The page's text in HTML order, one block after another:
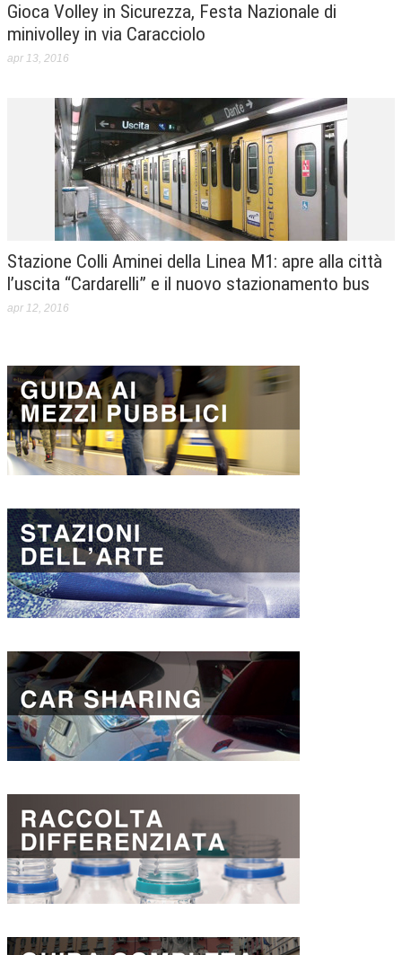
Gioca Volley in Sicurezza, Festa Nazionale di
minivolley in via Caracciolo
apr 13, 2016
Stazione Colli Aminei della Linea M1: apre alla città
l’uscita “Cardarelli” e il nuovo stazionamento bus
apr 12, 2016